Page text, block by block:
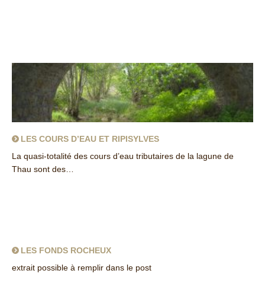
LES COURS D’EAU ET RIPISYLVES
La quasi-totalité des cours d’eau tributaires de la lagune de
Thau sont des…
LES FONDS ROCHEUX
extrait possible à remplir dans le post